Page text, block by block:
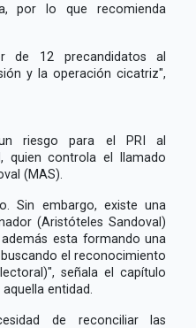
por lo que recomienda
de 12 precandidatos al
y la operación cicatriz",
riesgo para el PRI al
quien controla el llamado
(MAS).
Sin embargo, existe una
(Aristóteles Sandoval)
esta formando una
el reconocimiento
señala el capítulo
entidad.
de reconciliar las